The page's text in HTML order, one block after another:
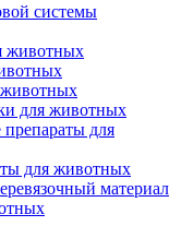
системы
животных
животных
для животных
для
для животных
материал